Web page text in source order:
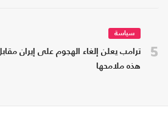
5
سياسة
ترامب يعلن إلغاء الهجوم على إيران
هذه ملامحها